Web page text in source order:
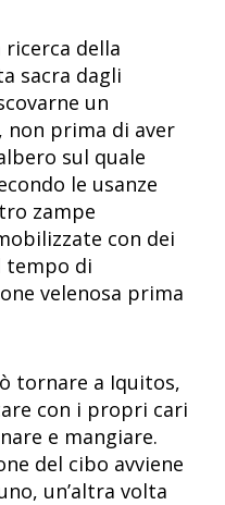
della
sacra dagli
un
non prima di aver
sul quale
le usanze
zampe
con dei
tempo di
velenosa prima
tornare a Iquitos,
con i propri cari
e mangiare.
del cibo avviene
un’altra volta